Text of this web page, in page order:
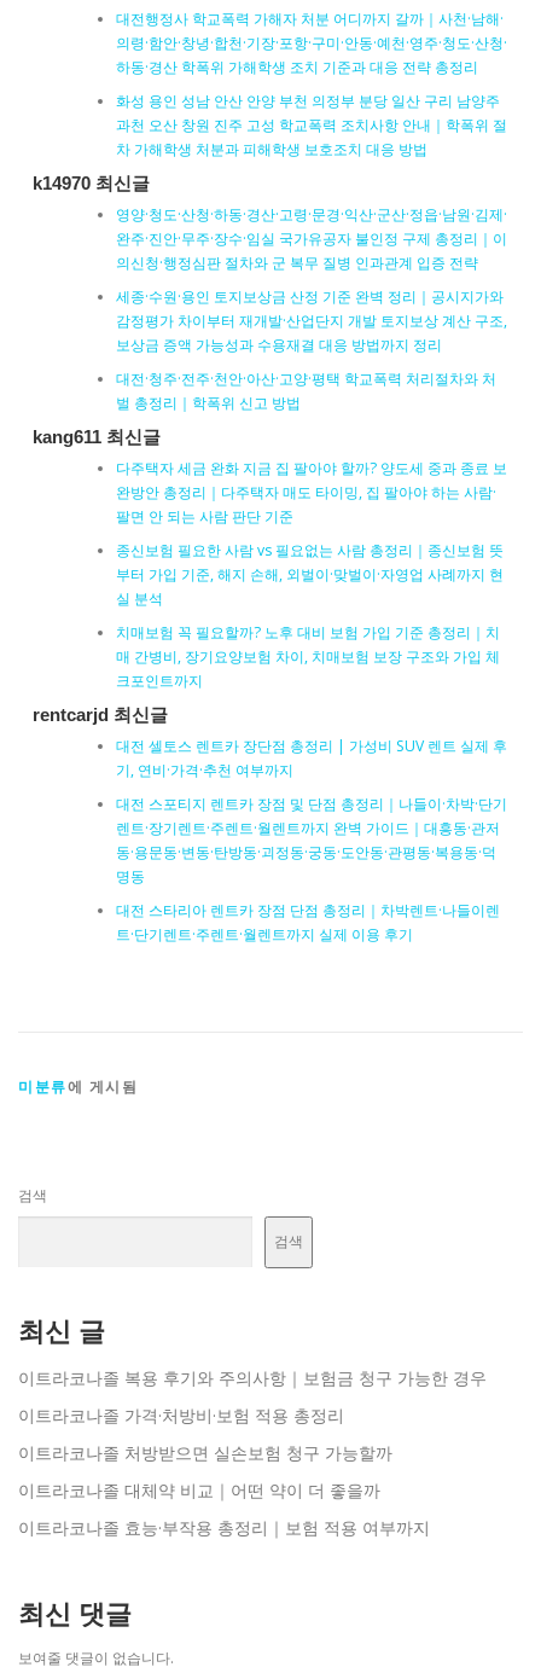
대전행정사 학교폭력 가해자 처분 어디까지 갈까｜사천·남해·
의령·함안·창녕·합천·기장·포항·구미·안동·예천·영주·청도·산청·
하동·경산 학폭위 가해학생 조치 기준과 대응 전략 총정리
화성 용인 성남 안산 안양 부천 의정부 분당 일산 구리 남양주
과천 오산 창원 진주 고성 학교폭력 조치사항 안내｜학폭위 절
차 가해학생 처분과 피해학생 보호조치 대응 방법
k14970 최신글
영양·청도·산청·하동·경산·고령·문경·익산·군산·정읍·남원·김제·
완주·진안·무주·장수·임실 국가유공자 불인정 구제 총정리｜이
의신청·행정심판 절차와 군 복무 질병 인과관계 입증 전략
세종·수원·용인 토지보상금 산정 기준 완벽 정리｜공시지가와
감정평가 차이부터 재개발·산업단지 개발 토지보상 계산 구조,
보상금 증액 가능성과 수용재결 대응 방법까지 정리
대전·청주·전주·천안·아산·고양·평택 학교폭력 처리절차와 처
벌 총정리｜학폭위 신고 방법
kang611 최신글
다주택자 세금 완화 지금 집 팔아야 할까? 양도세 중과 종료 보
완방안 총정리｜다주택자 매도 타이밍, 집 팔아야 하는 사람·
팔면 안 되는 사람 판단 기준
종신보험 필요한 사람 vs 필요없는 사람 총정리｜종신보험 뜻
부터 가입 기준, 해지 손해, 외벌이·맞벌이·자영업 사례까지 현
실 분석
치매보험 꼭 필요할까? 노후 대비 보험 가입 기준 총정리｜치
매 간병비, 장기요양보험 차이, 치매보험 보장 구조와 가입 체
크포인트까지
rentcarjd 최신글
대전 셀토스 렌트카 장단점 총정리 | 가성비 SUV 렌트 실제 후
기, 연비·가격·추천 여부까지
대전 스포티지 렌트카 장점 및 단점 총정리｜나들이·차박·단기
렌트·장기렌트·주렌트·월렌트까지 완벽 가이드｜대흥동·관저
동·용문동·변동·탄방동·괴정동·궁동·도안동·관평동·복용동·덕
명동
대전 스타리아 렌트카 장점 단점 총정리｜차박렌트·나들이렌
트·단기렌트·주렌트·월렌트까지 실제 이용 후기
미분류에 게시됨
검색
검색
최신 글
이트라코나졸 복용 후기와 주의사항｜보험금 청구 가능한 경우
이트라코나졸 가격·처방비·보험 적용 총정리
이트라코나졸 처방받으면 실손보험 청구 가능할까
이트라코나졸 대체약 비교｜어떤 약이 더 좋을까
이트라코나졸 효능·부작용 총정리｜보험 적용 여부까지
최신 댓글
보여줄 댓글이 없습니다.